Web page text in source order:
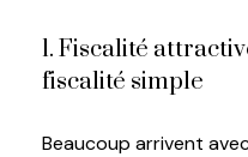
1. Fiscalité
fiscalité simple
Beaucoup arrivent